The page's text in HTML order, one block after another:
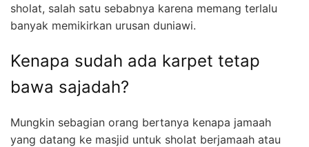
sholat, salah satu sebabnya karena memang terlalu
banyak memikirkan urusan duniawi.
Kenapa sudah ada karpet tetap
bawa sajadah?
Mungkin sebagian orang bertanya kenapa jamaah
yang datang ke masjid untuk sholat berjamaah atau